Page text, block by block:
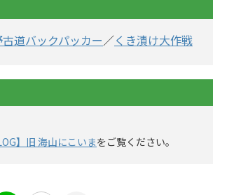
道バックパッカー／くき漬け大作戦
】旧 海山にこいまをご覧ください。